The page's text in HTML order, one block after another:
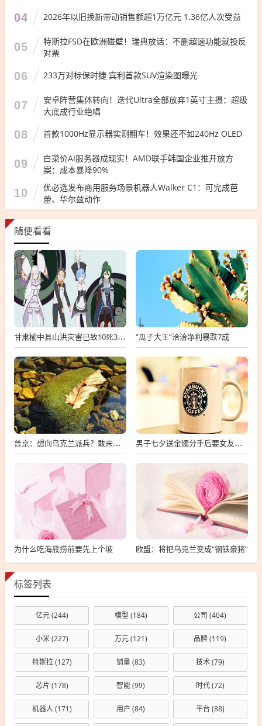
04 2026年以旧换新带动销售额超1万亿元 1.36亿人次受益
05
特斯拉FSD在欧洲碰壁！瑞典放话：不删超速功能就投反
对票
06 233万对标保时捷 宾利首款SUV渲染图曝光
07
安卓阵营集体转向！迭代Ultra全部放弃1英寸主摄：超级
大底成行业绝唱
08 首款1000Hz显示器实测翻车！效果还不如240Hz OLED
09
白菜价AI服务器成现实！AMD联手韩国企业推开放方
案：成本暴降90%
10
优必选发布商用服务场景机器人Walker C1：可完成芭
蕾、华尔兹动作
随便看看
甘肃榆中县山洪灾害已致10死33失联 “瓜子大王”洽洽净利暴跌7成
普京：想向乌克兰派兵？敢来就打，普京，敢派兵到乌克兰，将面临严厉反击 男子七夕送金镯分手后要女友还钱
为什么吃海底捞前要先上个坡 欧盟：将把乌克兰变成“钢铁豪猪”
标签列表
亿元(244) 模型(184) 公司 (404)
小米(227) 万元(121) 品牌(119)
特斯拉(127) 销量(83) 技术(79)
芯片 (178) 智能(99) 时代(72)
机器人(171) 用户 (84) 平台 (88)